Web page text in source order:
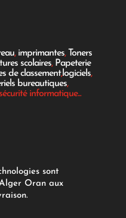
, imprimantes, Toners
scolaires, Papeterie
de classement,logiciels,
bureautiques,
informatique...
sont
Oran aux